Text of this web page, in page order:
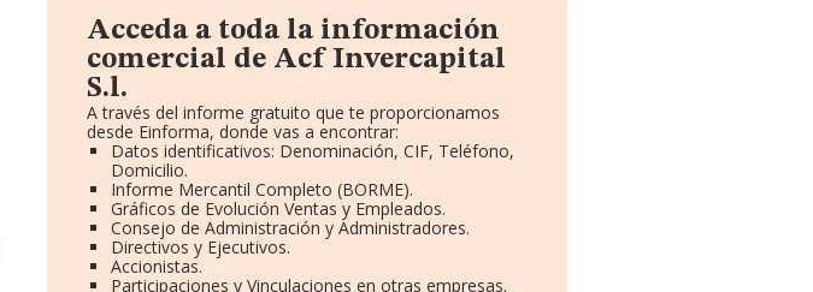
Acceda a toda la información
comercial de Acf Invercapital
S.l.
A través del informe gratuito que te proporcionamos
desde Einforma, donde vas a encontrar:
Datos identificativos: Denominación, CIF, Teléfono,
Domicilio.
Informe Mercantil Completo (BORME).
Gráficos de Evolución Ventas y Empleados.
Consejo de Administración y Administradores.
Directivos y Ejecutivos.
Accionistas.
Participaciones y Vinculaciones en otras empresas.